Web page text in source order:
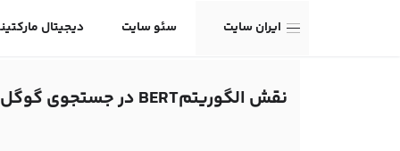
ایران سایت سئو سایت دیجیتال
نقش الگوریتمBERT در جستجوی گوگل و نحوه تأثیر آن بر سئو